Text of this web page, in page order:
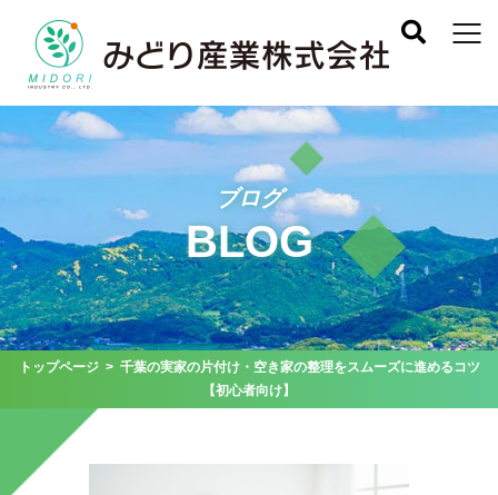
ブログ
BLOG
トップページ> 千葉の実家の片付け・空き家の整理をスムーズに進めるコツ
【初心者向け】